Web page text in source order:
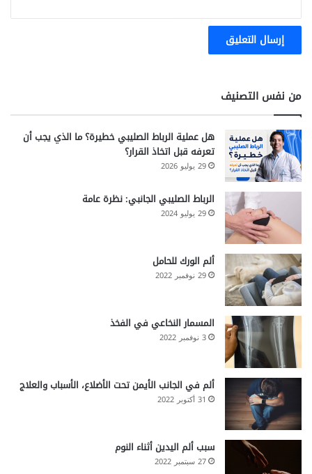
من نفس التصنيف
هل عملية الرباط الصليبي خطيرة؟ ما الذي يجب أن
تعرفه قبل اتخاذ القرار؟
29 يوليو 2026
الرباط الصليبي الجانبي: نظرة عامة
29 يوليو 2024
ألم الورك للحامل
29 نوفمبر 2022
المسمار النخاعي في الفخذ
3 نوفمبر 2022
ألم في الجانب الأيمن تحت الأضلاع، الأسباب والعلاج
31 أكتوبر 2022
سبب ألم اليدين أثناء النوم
27 سبتمبر 2022